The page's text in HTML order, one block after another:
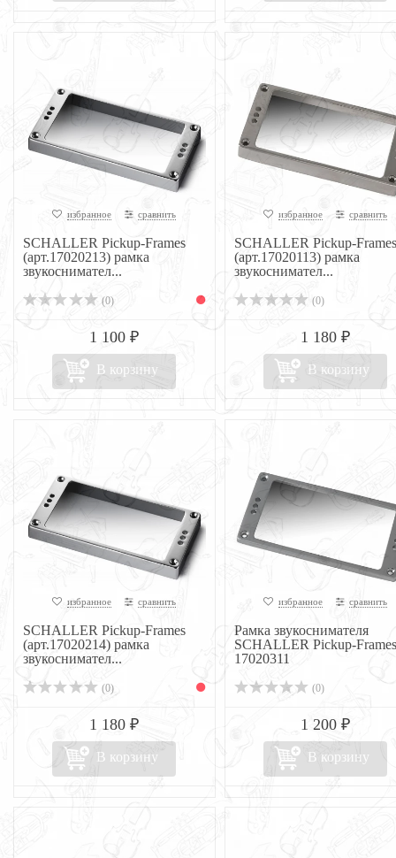
избранное сравнить
SCHALLER Pickup-Frames
(арт.17020213) рамка
звукоснимател...
(0)
1 100 ₽
В корзину
избранное сравнить
SCHALLER Pickup-Frames
(арт.17020113) рамка
звукоснимател...
(0)
1 180 ₽
В корзину
избранное сравнить
SCHALLER Pickup-Frames
(арт.17020214) рамка
звукоснимател...
(0)
1 180 ₽
В корзину
избранное сравнить
Рамка звукоснимателя
SCHALLER Pickup-Frames
17020311
(0)
1 200 ₽
В корзину